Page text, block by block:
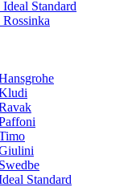
Standard
Standard